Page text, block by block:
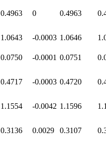
0.4963 0 0.4963
1.0643 -0.0003 1.0646
0.0750 -0.0001 0.0751
0.4717 -0.0003 0.4720
1.1554 -0.0042 1.1596
0.3136 0.0029 0.3107